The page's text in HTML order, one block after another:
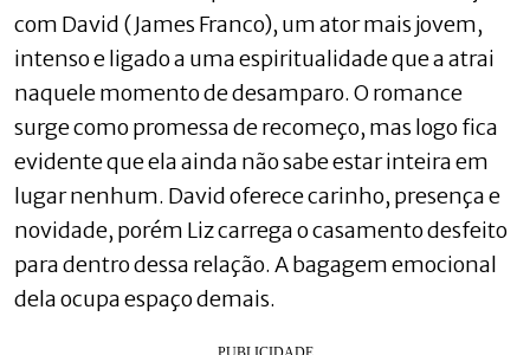
com David (James Franco), um ator mais jovem,
intenso e ligado a uma espiritualidade que a atrai
naquele momento de desamparo. O romance
surge como promessa de recomeço, mas logo fica
evidente que ela ainda não sabe estar inteira em
lugar nenhum. David oferece carinho, presença e
novidade, porém Liz carrega o casamento desfeito
para dentro dessa relação. A bagagem emocional
dela ocupa espaço demais.